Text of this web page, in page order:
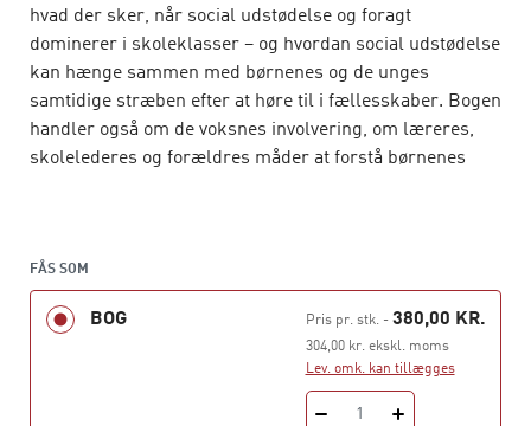
hvad der sker, når social udstødelse og foragt
dominerer i skoleklasser – og hvordan social udstødelse
kan hænge sammen med børnenes og de unges
samtidige stræben efter at høre til i fællesskaber. Bogen
handler også om de voksnes involvering, om læreres,
skolelederes og forældres måder at forstå børnenes
I bogens kapitler går forfatterne tæt på en lang række
spørgsmål: Hvad betyder familie og opvækstbetingelser
for børnenes manøvreringer i mobbeplagede
skolesammenhænge? Hvordan etableres fordelingerne
af ansvar og ejerskabet til ”sandheden”, når børn, skole
og hjem mødes i forsøgene på at forstå, hvad der foregår
FÅS SOM
BOG Pris pr. stk.- 380,00 KR.
304,00 kr. ekskl. moms
Lev. omk. kan tillægges
1